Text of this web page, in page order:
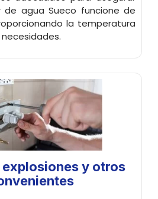
agua Sueco funcione de
la temperatura
y otros